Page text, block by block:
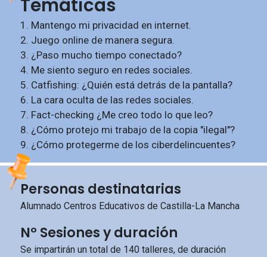
Temáticas
1. Mantengo mi privacidad en internet.
2. Juego online de manera segura.
3. ¿Paso mucho tiempo conectado?
4. Me siento seguro en redes sociales.
5. Catfishing: ¿Quién está detrás de la pantalla?
6. La cara oculta de las redes sociales.
7. Fact-checking ¿Me creo todo lo que leo?
8. ¿Cómo protejo mi trabajo de la copia "ilegal"?
9. ¿Cómo protegerme de los ciberdelincuentes?
Personas destinatarias
Alumnado Centros Educativos de Castilla-La Mancha
Nº Sesiones y duración
Se impartirán un total de 140 talleres, de duración